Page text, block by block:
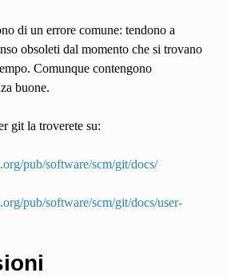
di un errore comune: tendono a
obsoleti dal momento che si trovano
Comunque contengono
buone.
git la troverete su:
pub/software/scm/git/docs/
pub/software/scm/git/docs/user-